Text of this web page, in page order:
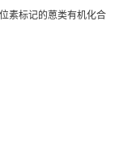
素标记的蒽类有机化合